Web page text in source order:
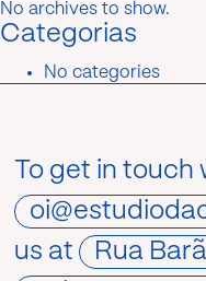
No archives to show.
Categorias
No categories
To get in
us at
Rua